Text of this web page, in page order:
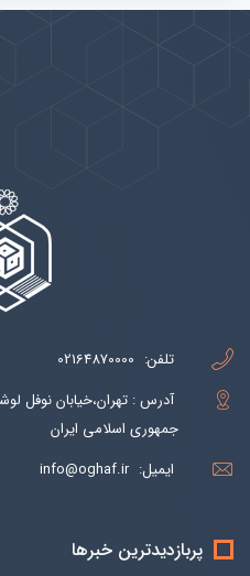
تلفن: 02164870000
آدرس : تهران،خیابان نوفل
جمهوری اسلامی ایران
ایمیل: info@oghaf.ir
پربازدیدترین خبرها